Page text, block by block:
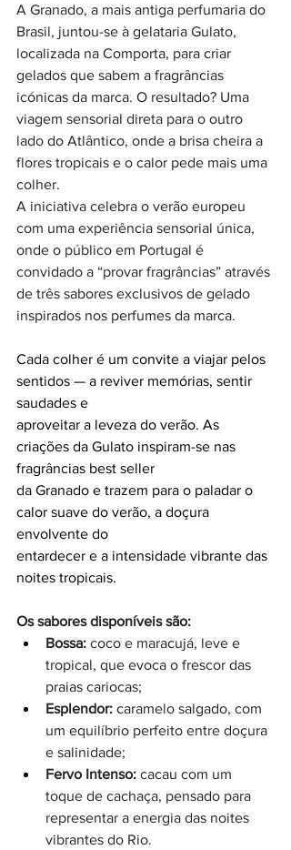
A Granado, a mais antiga perfumaria do
Brasil, juntou-se à gelataria Gulato,
localizada na Comporta, para criar
gelados que sabem a fragrâncias
icónicas da marca. O resultado? Uma
viagem sensorial direta para o outro
lado do Atlântico, onde a brisa cheira a
flores tropicais e o calor pede mais uma
colher.
A iniciativa celebra o verão europeu
com uma experiência sensorial única,
onde o público em Portugal é
convidado a “provar fragrâncias” através
de três sabores exclusivos de gelado
inspirados nos perfumes da marca.
Cada colher é um convite a viajar pelos
sentidos — a reviver memórias, sentir
saudades e
aproveitar a leveza do verão. As
criações da Gulato inspiram-se nas
fragrâncias best seller
da Granado e trazem para o paladar o
calor suave do verão, a doçura
envolvente do
entardecer e a intensidade vibrante das
noites tropicais.
Os sabores disponíveis são:
Bossa: coco e maracujá, leve e
tropical, que evoca o frescor das
praias cariocas;
Esplendor: caramelo salgado, com
um equilíbrio perfeito entre doçura
e salinidade;
Fervo Intenso: cacau com um
toque de cachaça, pensado para
representar a energia das noites
vibrantes do Rio.